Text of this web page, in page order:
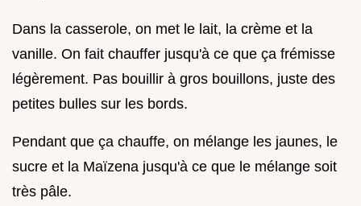
Dans la casserole, on met le lait, la crème et la
vanille. On fait chauffer jusqu'à ce que ça frémisse
légèrement. Pas bouillir à gros bouillons, juste des
petites bulles sur les bords.
Pendant que ça chauffe, on mélange les jaunes, le
sucre et la Maïzena jusqu'à ce que le mélange soit
très pâle.